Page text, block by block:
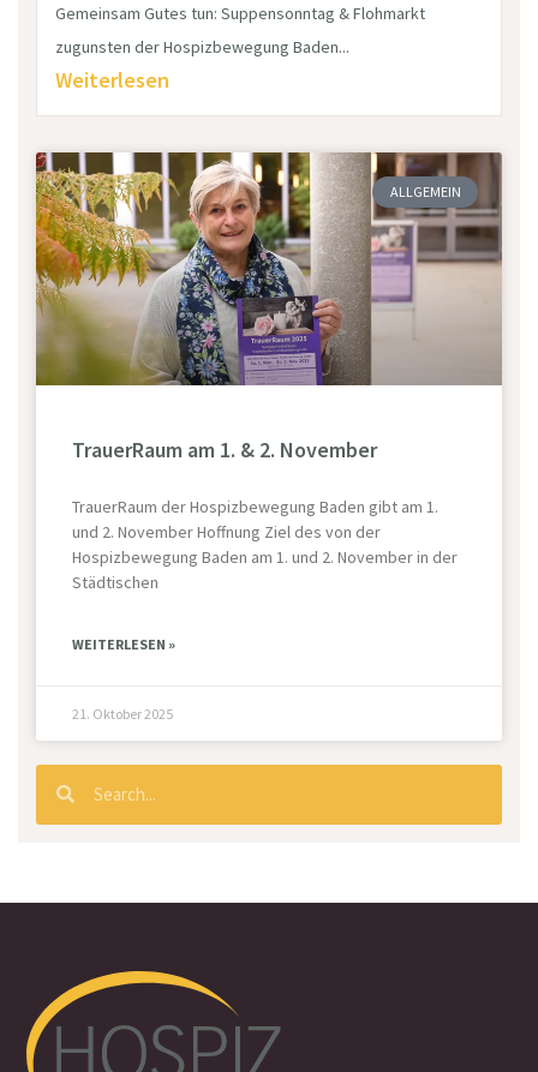
Gemeinsam Gutes tun: Suppensonntag & Flohmarkt
zugunsten der Hospizbewegung Baden...
Weiterlesen
ALLGEMEIN
TrauerRaum am 1. & 2. November
TrauerRaum der Hospizbewegung Baden gibt am 1.
und 2. November Hoffnung Ziel des von der
Hospizbewegung Baden am 1. und 2. November in der
Städtischen
WEITERLESEN »
21. Oktober 2025